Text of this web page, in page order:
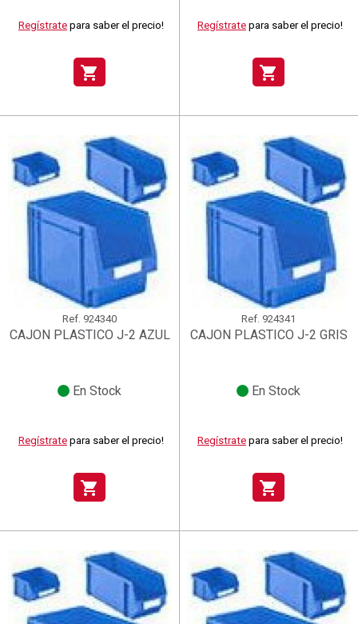
Regístrate para saber el precio!
shopping_cart
Regístrate para saber el precio!
shopping_cart
Ref. 924340
CAJON PLASTICO J-2 AZUL
En Stock
Regístrate para saber el precio!
shopping_cart
Ref. 924341
CAJON PLASTICO J-2 GRIS
En Stock
Regístrate para saber el precio!
shopping_cart